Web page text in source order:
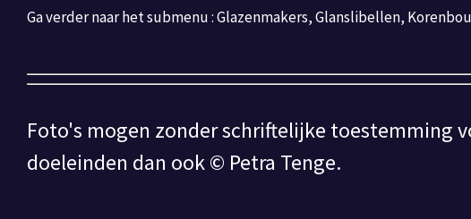
Ga verder naar het submenu : Glazenmakers, Glanslibellen,
Foto's mogen zonder schriftelijke toestemming
doeleinden dan ook © Petra Tenge.